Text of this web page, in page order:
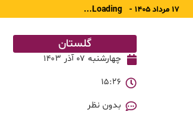
۱۷ مرداد ۱۴۰۵ - Loading...
گلستان
چهارشنبه ۰۷ آذر ۱۴۰۳
۱۵:۲۶
بدون نظر